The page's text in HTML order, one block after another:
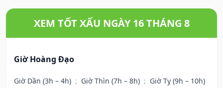
XEM TỐT XẤU NGÀY 16 THÁNG 8
Giờ Hoàng Đạo
Giờ Dần (3h – 4h) ; Giờ Thìn (7h – 8h) ; Giờ Tỵ (9h – 10h)